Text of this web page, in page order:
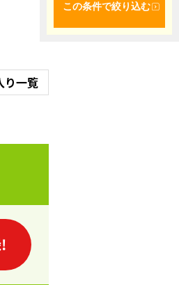
この条件で絞り込む
り一覧